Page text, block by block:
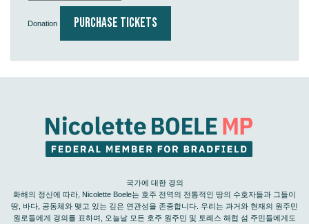
Donation
국가에 대한 경의
화해의 정신에 따라, Nicolette Boele는 호주 전역의 전통적인 땅의 수호자들과 그들이
땅, 바다, 공동체와 맺고 있는 깊은 연관성을 존중합니다. 우리는 과거와 현재의 원주민
원로들에게 경의를 표하며, 오늘날 모든 호주 원주민 및 토레스 해협 섬 주민들에게도